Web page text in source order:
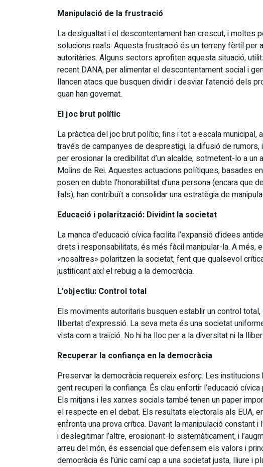
Manipulació de la frustració
La desigualtat i el descontentament han crescut, i moltes
solucions reals. Aquesta frustració és un terreny fèrtil
autoritàries. Alguns sectors aprofiten aquesta situació,
recent DANA, per alimentar el descontentament social i
llancen atacs que busquen dividir i desviar l’atenció dels
quan han governat.
El joc brut polític
La pràctica del joc brut polític, fins i tot a escala municipal,
través de campanyes de desprestigi, la difusió de
per erosionar la credibilitat d’un alcalde, sotmetent-lo a
Molins de Rei. Aquestes actuacions polítiques, basades
posen en dubte l’honorabilitat d’una persona (encara
fals), han contribuït a consolidar una estratègia de
Educació i polarització: Dividint la societat
La manca d’educació cívica facilita l’expansió d’idees
drets i responsabilitats, és més fàcil manipular-la. A més,
«nosaltres» polaritzen la societat, fent que qualsevol
justificant així el rebuig a la democràcia.
L’objectiu: Control total
Els moviments autoritaris busquen establir un control
llibertat d’expressió. La seva meta és una societat
vista com a traïció. No hi ha lloc per a la diversitat ni la
Recuperar la confiança en la democràcia
Preservar la democràcia requereix esforç. Les
gent recuperi la confiança. És clau enfortir l’educació
Els mitjans i les xarxes socials també tenen un paper
el respecte en el debat. Els resultats electorals als EUA,
enfronta una prova crítica. Davant la manipulació constant
i deslegitimar l’altre, erosionant-lo sistemàticament, i
arreu del món, és essencial que defensem els valors i
democràcia és l’únic camí cap a una societat justa, lliure i